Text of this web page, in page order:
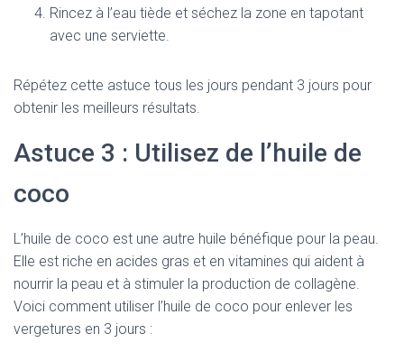
Rincez à l’eau tiède et séchez la zone en tapotant
avec une serviette.
Répétez cette astuce tous les jours pendant 3 jours pour
obtenir les meilleurs résultats.
Astuce 3 : Utilisez de l’huile de
coco
L’huile de coco est une autre huile bénéfique pour la peau.
Elle est riche en acides gras et en vitamines qui aident à
nourrir la peau et à stimuler la production de collagène.
Voici comment utiliser l’huile de coco pour enlever les
vergetures en 3 jours :